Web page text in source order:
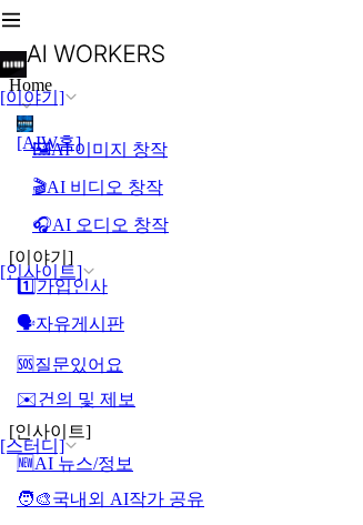
[이야기]
[인사이트]
[스터디]
Home
[AIW홈]
🖼️AI 이미지 창작
🎬AI 비디오 창작
🎧AI 오디오 창작
[이야기]
1️⃣가입인사
🗣️자유게시판
🆘질문있어요
✉️건의 및 제보
[인사이트]
🆕AI 뉴스/정보
🧑‍🎨국내외 AI작가 공유